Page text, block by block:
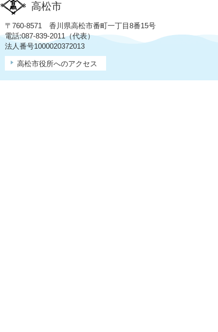
高松市
〒760-8571 香川県高松市番町一丁目8番15号
電話:087-839-2011（代表）
法人番号1000020372013
高松市役所へのアクセス